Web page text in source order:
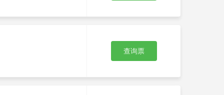
查询票